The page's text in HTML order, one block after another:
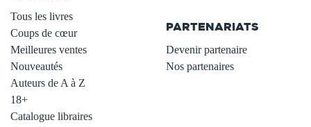
Tous les livres
Coups de cœur
Meilleures ventes
Nouveautés
Auteurs de A à Z
18+
Catalogue libraires
PARTENARIATS
Devenir partenaire
Nos partenaires